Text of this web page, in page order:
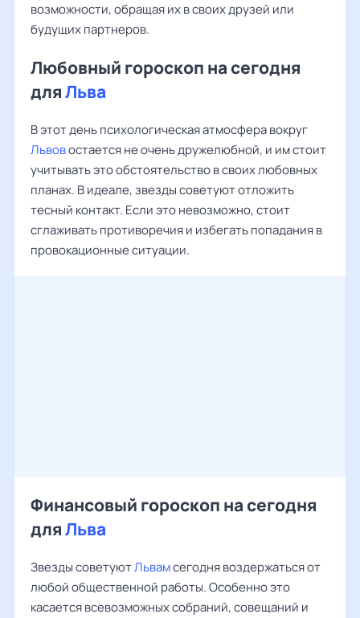
возможности, обращая их в своих друзей или
будущих партнеров.
Любовный гороскоп на сегодня
дляЛьва
В этот день психологическая атмосфера вокруг
Львовостается не очень дружелюбной, и им стоит
учитывать это обстоятельство в своих любовных
планах. В идеале, звезды советуют отложить
тесный контакт. Если это невозможно, стоит
сглаживать противоречия и избегать попадания в
провокационные ситуации.
Финансовый гороскоп на сегодня
дляЛьва
Звезды советуютЛьвамсегодня воздержаться от
любой общественной работы. Особенно это
касается всевозможных собраний, совещаний и